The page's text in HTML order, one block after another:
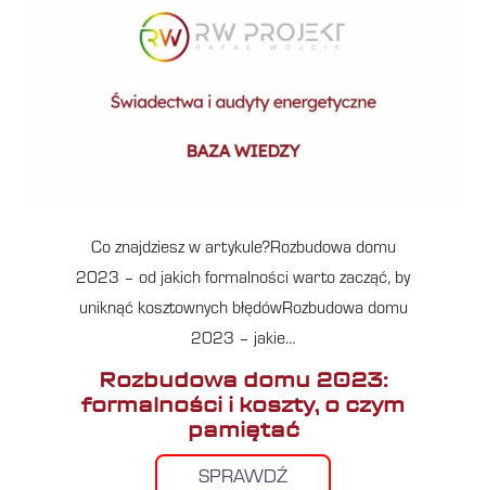
Co znajdziesz w artykule?Rozbudowa domu
2023 – od jakich formalności warto zacząć, by
uniknąć kosztownych błędówRozbudowa domu
2023 – jakie…
Rozbudowa domu 2023:
formalności i koszty, o czym
pamiętać
SPRAWDŹ